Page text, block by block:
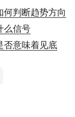
判断趋势方向
么信号
否意味着见底